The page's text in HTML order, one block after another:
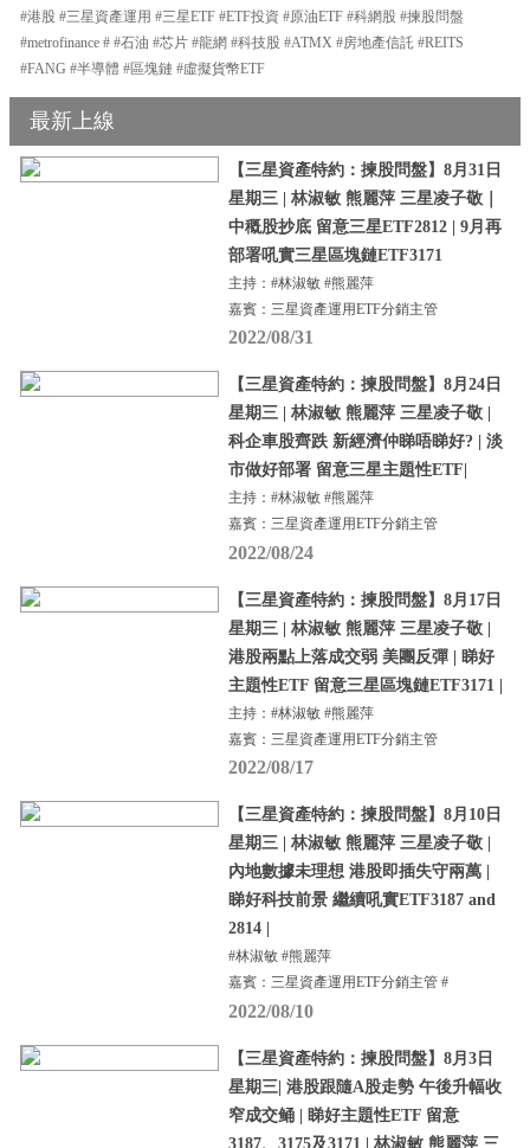
#港股 #三星資產運用 #三星ETF #ETF投資 #原油ETF #科網股 #揀股問盤
#metrofinance # #石油 #芯片 #龍網 #科技股 #ATMX #房地產信託 #REITS
#FANG #半導體 #區塊鏈 #虛擬貨幣ETF
最新上線
【三星資產特約：揀股問盤】8月31日
星期三 | 林淑敏 熊麗萍 三星凌子敬｜
中穊股抄底 留意三星ETF2812 | 9月再
部署吼實三星區塊鏈ETF3171
主持：#林淑敏 #熊麗萍
嘉賓：三星資產運用ETF分銷主管
2022/08/31
【三星資產特約：揀股問盤】8月24日
星期三 | 林淑敏 熊麗萍 三星凌子敬 |
科企車股齊跌 新經濟仲睇唔睇好? | 淡
市做好部署 留意三星主題性ETF|
主持：#林淑敏 #熊麗萍
嘉賓：三星資產運用ETF分銷主管
2022/08/24
【三星資產特約：揀股問盤】8月17日
星期三 | 林淑敏 熊麗萍 三星凌子敬 |
港股兩點上落成交弱 美團反彈 | 睇好
主題性ETF 留意三星區塊鏈ETF3171 |
主持：#林淑敏 #熊麗萍
嘉賓：三星資產運用ETF分銷主管
2022/08/17
【三星資產特約：揀股問盤】8月10日
星期三 | 林淑敏 熊麗萍 三星凌子敬 |
內地數據未理想 港股即插失守兩萬 |
睇好科技前景 繼續吼實ETF3187 and
2814 |
#林淑敏 #熊麗萍
嘉賓：三星資產運用ETF分銷主管 #
2022/08/10
【三星資產特約：揀股問盤】8月3日
星期三| 港股跟隨A股走勢 午後升幅收
窄成交鲬 | 睇好主題性ETF 留意
3187、3175及3171 | 林淑敏 熊麗萍 三